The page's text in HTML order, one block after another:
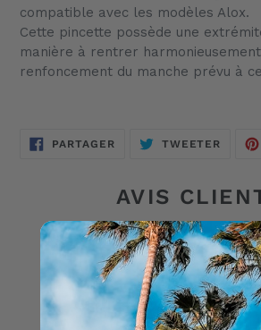
panier
compatible avec les modèles Alox.
Cette pincette possède une
manière à rentrer
renfoncement du manche prévu à
PARTAGERPARTAGER
SUR
TWEETER
AVIS
Soyez le premier à
Écrire un avis